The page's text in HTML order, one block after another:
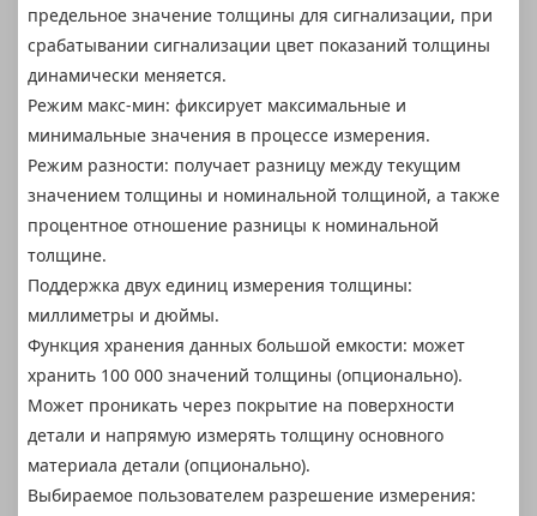
предельное значение толщины для сигнализации, при
срабатывании сигнализации цвет показаний толщины
динамически меняется.
Режим макс-мин: фиксирует максимальные и
минимальные значения в процессе измерения.
Режим разности: получает разницу между текущим
значением толщины и номинальной толщиной, а также
процентное отношение разницы к номинальной
толщине.
Поддержка двух единиц измерения толщины:
миллиметры и дюймы.
Функция хранения данных большой емкости: может
хранить 100 000 значений толщины (опционально).
Может проникать через покрытие на поверхности
детали и напрямую измерять толщину основного
материала детали (опционально).
Выбираемое пользователем разрешение измерения: